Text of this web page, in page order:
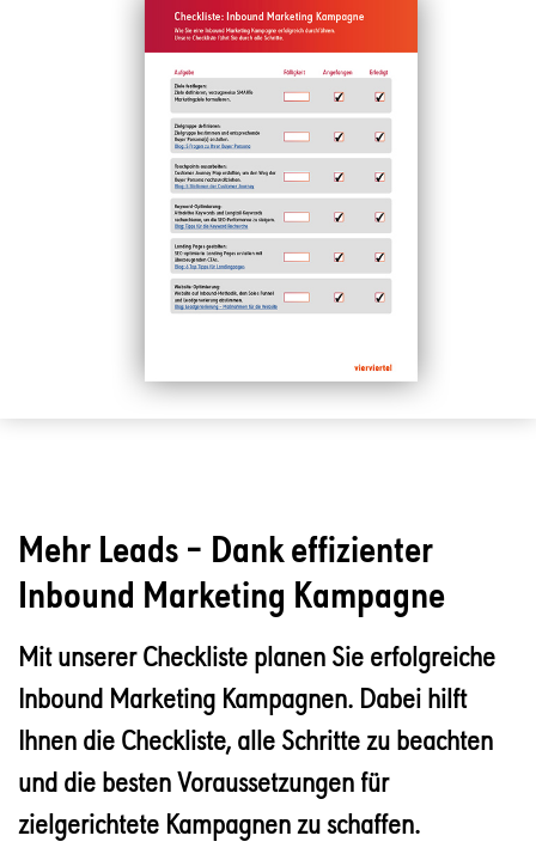
Mehr Leads – Dank effizienter
Inbound Marketing Kampagne
Mit unserer Checkliste planen Sie erfolgreiche
Inbound Marketing Kampagnen. Dabei hilft
Ihnen die Checkliste, alle Schritte zu beachten
und die besten Voraussetzungen für
zielgerichtete Kampagnen zu schaffen.